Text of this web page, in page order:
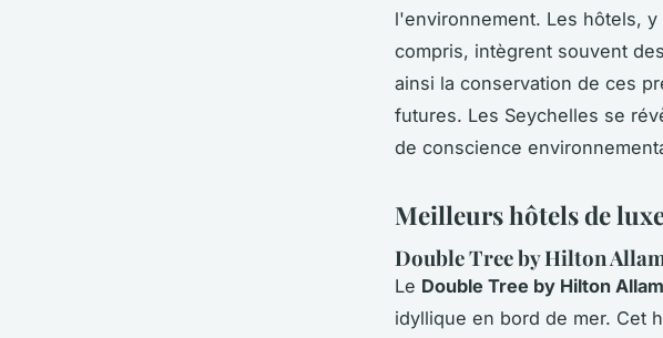
l'environnement. Les hôtels,
compris, intègrent souvent
ainsi la conservation de ces
futures. Les Seychelles se
de conscience
Meilleurs hôtels de
Double Tree by Hilton
Le Double Tree by Hilton
idyllique en bord de mer. Cet